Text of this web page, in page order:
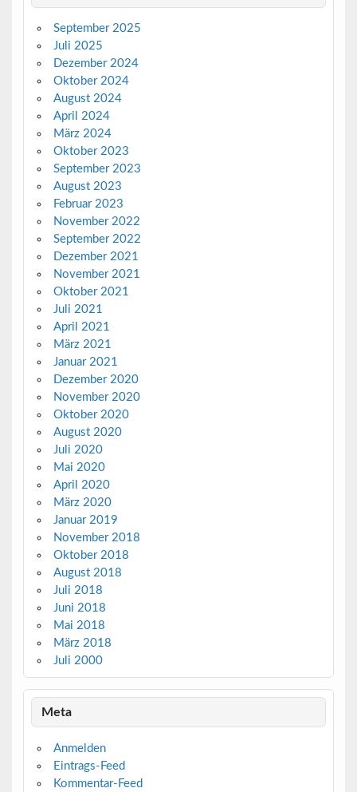
September 2025
Juli 2025
Dezember 2024
Oktober 2024
August 2024
April 2024
März 2024
Oktober 2023
September 2023
August 2023
Februar 2023
November 2022
September 2022
Dezember 2021
November 2021
Oktober 2021
Juli 2021
April 2021
März 2021
Januar 2021
Dezember 2020
November 2020
Oktober 2020
August 2020
Juli 2020
Mai 2020
April 2020
März 2020
Januar 2019
November 2018
Oktober 2018
August 2018
Juli 2018
Juni 2018
Mai 2018
März 2018
Juli 2000
Meta
Anmelden
Eintrags-Feed
Kommentar-Feed